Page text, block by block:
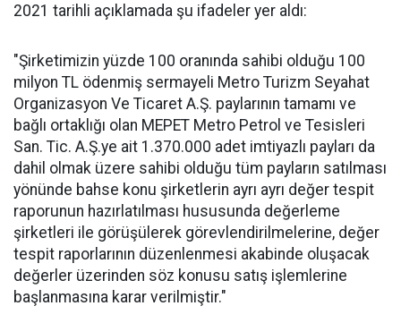
2021 tarihli açıklamada şu ifadeler yer aldı:
"Şirketimizin yüzde 100 oranında sahibi olduğu 100
milyon TL ödenmiş sermayeli Metro Turizm Seyahat
Organizasyon Ve Ticaret A.Ş. paylarının tamamı ve
bağlı ortaklığı olan MEPET Metro Petrol ve Tesisleri
San. Tic. A.Ş.ye ait 1.370.000 adet imtiyazlı payları da
dahil olmak üzere sahibi olduğu tüm payların satılması
yönünde bahse konu şirketlerin ayrı ayrı değer tespit
raporunun hazırlatılması hususunda değerleme
şirketleri ile görüşülerek görevlendirilmelerine, değer
tespit raporlarının düzenlenmesi akabinde oluşacak
değerler üzerinden söz konusu satış işlemlerine
başlanmasına karar verilmiştir."